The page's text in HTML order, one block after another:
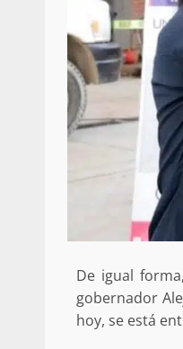
De igual
gobernador
hoy, se está